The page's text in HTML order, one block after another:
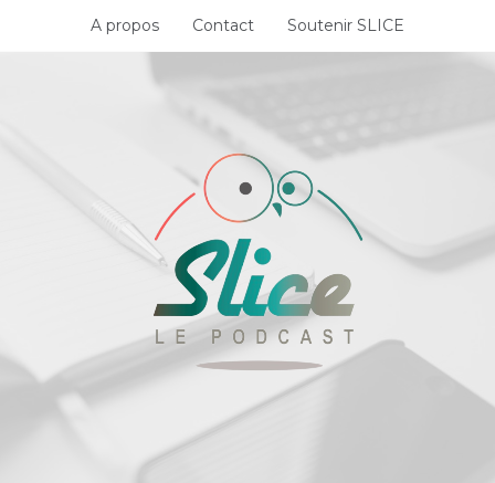
A propos Contact Soutenir SLICE